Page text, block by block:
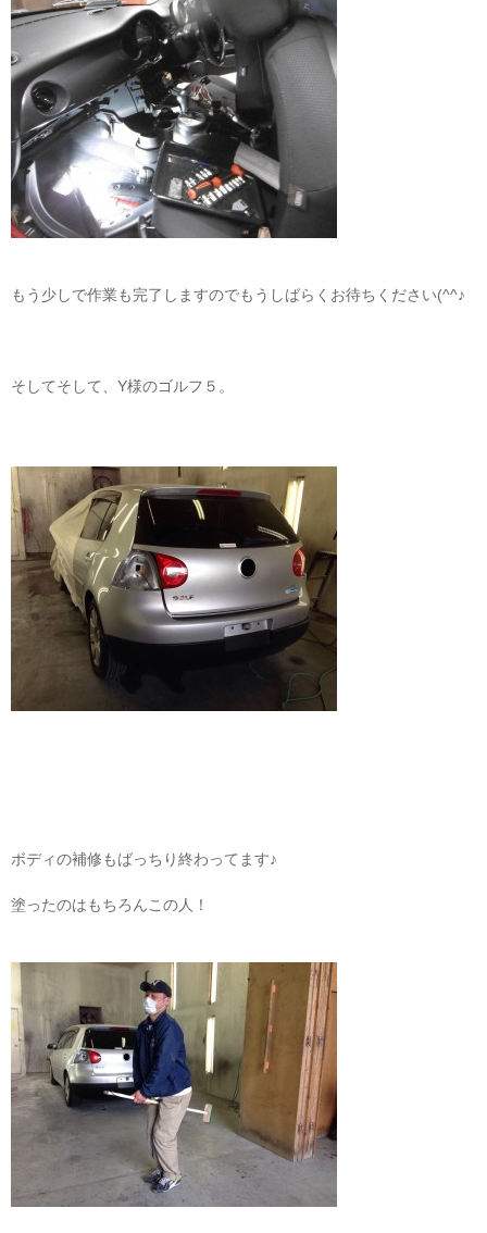
もう少しで作業も完了しますのでもうしばらくお待ちください(^^♪
そしてそして、Y様のゴルフ５。
ボディの補修もばっちり終わってます♪
塗ったのはもちろんこの人！